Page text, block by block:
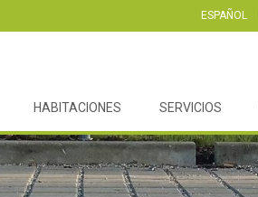
ESPAÑOL
HABITACIONES SERVICIOS